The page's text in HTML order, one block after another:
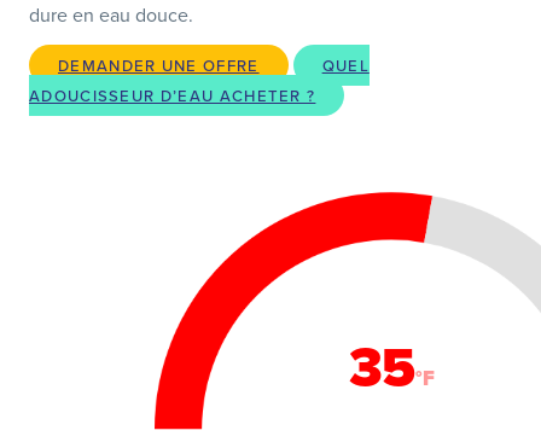
dure en eau douce.
DEMANDER UNE OFFRE
QUEL
ADOUCISSEUR D’EAU ACHETER ?
35°F